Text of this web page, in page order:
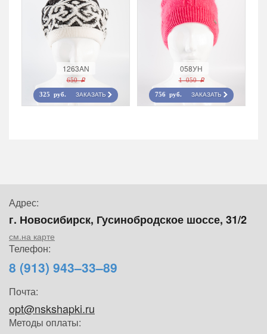
1263AN
650 r
325 руб. ЗАКАЗАТЬ
058УН
1 050 r
756 руб. ЗАКАЗАТЬ
Адрес:
г. Новосибирск, Гусинобродское шоссе, 31/2
см.на карте
Телефон:
8 (913) 943–33–89
Почта:
opt@nskshapki.ru
Методы оплаты: